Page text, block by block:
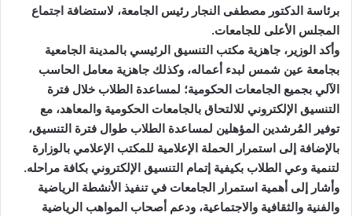
برئاسة الدكتور مصطفى النجار رئيس الجامعة، لاستضافة اجتماع
المجلس الأعلى للجامعات.
وأكد الوزير، جاهزية مكتب التنسيق الرئيسي بالمدينة الجامعية
بجامعة عين شمس لبدء أعماله، وكذلك جاهزية معامل الحاسب
الآلي بجميع الجامعات الحكومية؛ لمساعدة الطلاب خلال فترة
التنسيق الإلكتروني للالتحاق بالجامعات الحكومية والمعاهد، مع
توفير المُرشدين المؤهلين لمساعدة الطلاب طوال فترة التنسيق،
بالإضافة إلى استمرار الحملة الإعلامية للمكتب الإعلامي بالوزارة
لتنمية وعي الطلاب بكيفية إتمام التنسيق الإلكتروني بكافة مراحله.
وأشار إلى أهمية استمرار الجامعات في تنفيذ الأنشطة الرياضية
والفنية والثقافية والاجتماعية، ودعم أصحاب المواهب الرياضية